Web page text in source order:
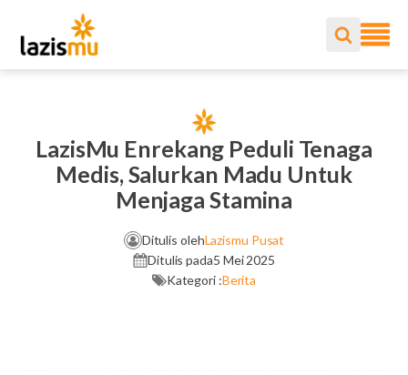
LazisMu Enrekang Peduli Tenaga
Medis, Salurkan Madu Untuk
Menjaga Stamina
Ditulis olehLazismu Pusat
Ditulis pada5 Mei 2025
Kategori :Berita